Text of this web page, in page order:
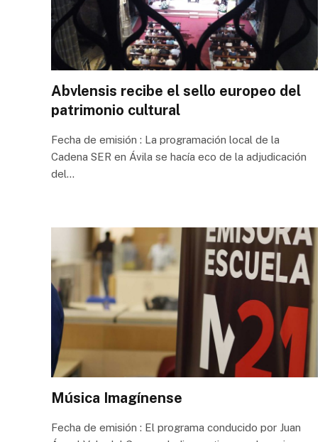
Abvlensis recibe el sello europeo del
patrimonio cultural
Fecha de emisión : La programación local de la
Cadena SER en Ávila se hacía eco de la adjudicación
del…
Música Imagínense
Fecha de emisión : El programa conducido por Juan